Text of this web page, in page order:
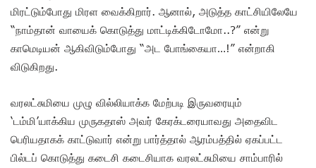
மிரட்டும்போது மிரள வைக்கிறார். ஆனால், அடுத்த காட்சியிலேயே
“நாம்தான் வாயைக் கொடுத்து மாட்டிக்கிடோமோ..?” என்று
காமெடியன் ஆகிவிடும்போது “அட போங்கையா…!” என்றாகி
விடுகிறது.
வரலட்சுமியை முழு வில்லியாக்க மேற்படி இருவரையும்
‘டம்மி’யாக்கிய முருகதாஸ் அவர் கேரக்டரையாவது அதைவிட
பெரியதாகக் காட்டுவார் என்று பார்த்தால் ஆரம்பத்தில் ஏகப்பட்ட
பில்டப் கொடுத்து கடைசி கடைசியாக வரலட்சுமியை சாம்பாரில்